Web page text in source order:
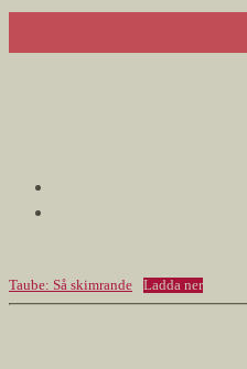
Taube: Så skimrande Ladda ner